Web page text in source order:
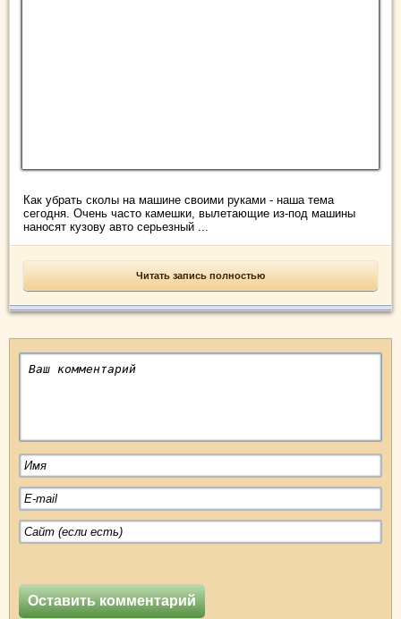
Как убрать сколы на машине своими руками - наша тема
сегодня. Очень часто камешки, вылетающие из-под машины
наносят кузову авто серьезный ...
Читать запись полностью